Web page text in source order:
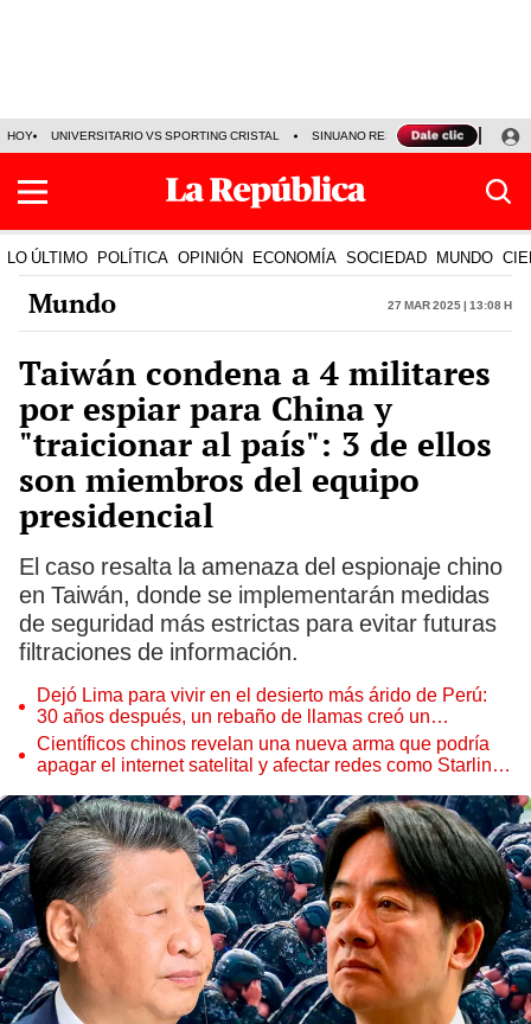
HOY UNIVERSITARIO VS SPORTING CRISTAL SINUANO RESULTADOS HOY
LO ÚLTIMO POLÍTICA OPINIÓN ECONOMÍA SOCIEDAD MUNDO
Mundo 27 Mar 2025 | 13:08 h
Taiwán condena a 4 militares
por espiar para China y
"traicionar al país": 3 de ellos
son miembros del equipo
presidencial
El caso resalta la amenaza del espionaje chino
en Taiwán, donde se implementarán medidas
de seguridad más estrictas para evitar futuras
filtraciones de información.
Dejó Lima para vivir en el desierto más árido de Perú:
30 años después, un rebaño de llamas creó un
sorprendente ecosistema
Científicos chinos revelan una nueva arma que podría
apagar el internet satelital y afectar redes como Starlink